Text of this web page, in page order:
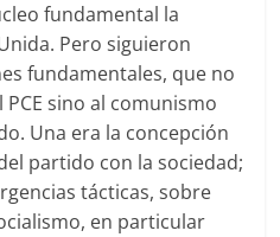
fundamental la
Pero siguieron
fundamentales, que no
sino al comunismo
Una era la concepción
partido con la sociedad;
tácticas, sobre
en particular